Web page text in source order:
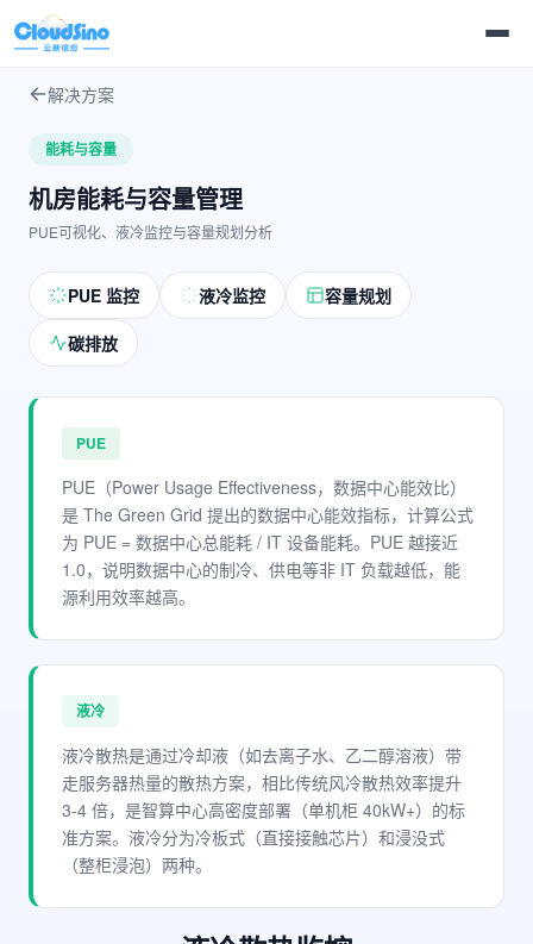
解决方案
能耗与容量
机房能耗与容量管理
PUE可视化、液冷监控与容量规划分析
PUE 监控 液冷监控
容量规划
碳排放
PUE
PUE（Power Usage Effectiveness，数据中心能效比）
是 The Green Grid 提出的数据中心能效指标，计算公式
为 PUE = 数据中心总能耗 / IT 设备能耗。PUE 越接近
1.0，说明数据中心的制冷、供电等非 IT 负载越低，能
源利用效率越高。
液冷
液冷散热是通过冷却液（如去离子水、乙二醇溶液）带
走服务器热量的散热方案，相比传统风冷散热效率提升
3-4 倍，是智算中心高密度部署（单机柜 40kW+）的标
准方案。液冷分为冷板式（直接接触芯片）和浸没式
（整柜浸泡）两种。